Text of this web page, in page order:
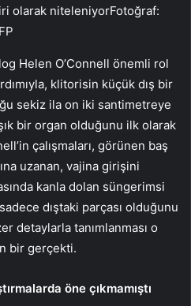
olarak niteleniyorFotoğraf:
Helen O’Connell önemli rol
klitorisin küçük dış bir
sekiz ila on iki santimetreye
bir organ olduğunu ilk olarak
çalışmaları, görünen baş
uzanan, vajina girişini
kanla dolan süngerimsi
dıştaki parçası olduğunu
detaylarla tanımlanması o
bir gerçekti.
öne çıkmamıştı